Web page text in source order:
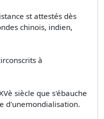
st attestés dès
chinois, indien,
à
siècle que s'ébauche
d'unemondialisation.